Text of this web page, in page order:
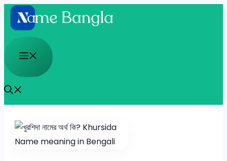
Skip
to
content
Menu